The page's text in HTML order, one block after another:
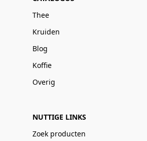
Thee
Kruiden
Blog
Koffie
Overig
NUTTIGE LINKS
Zoek producten